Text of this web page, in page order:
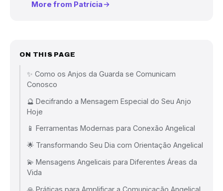
More from Patrícia
ON THIS PAGE
✨ Como os Anjos da Guarda se Comunicam
Conosco
🔮 Decifrando a Mensagem Especial do Seu Anjo
Hoje
📱 Ferramentas Modernas para Conexão Angelical
🌟 Transformando Seu Dia com Orientação Angelical
💫 Mensagens Angelicais para Diferentes Áreas da
Vida
🙏 Práticas para Amplificar a Comunicação Angelical